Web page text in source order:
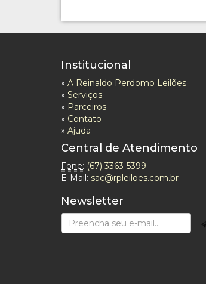
Institucional
» A Reinaldo Perdomo Leilões
» Serviços
» Parceiros
» Contato
» Ajuda
Central de Atendimento
Fone: (67) 3363-5399
E-Mail: sac@rpleiloes.com.br
Newsletter